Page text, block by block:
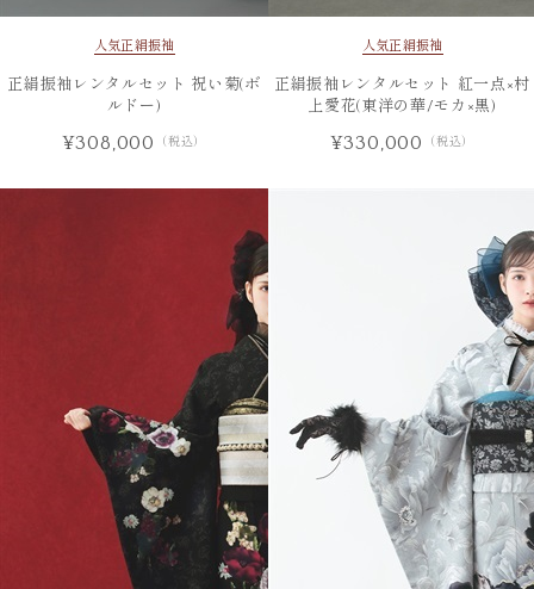
人気正絹振袖
正絹振袖レンタルセット 祝い菊(ボ
ルドー)
¥308,000 （税込）
人気正絹振袖
正絹振袖レンタルセット 紅一点×村
上愛花(東洋の華/モカ×黒)
¥330,000 （税込）